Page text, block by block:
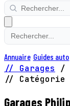
Annuaire Guides auto
// Garages /
// Catégorie
Garages